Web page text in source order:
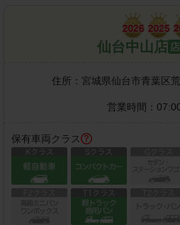
仙台中山店
住所： 宮城県仙台市青葉区
営業時間：
保有車両クラス